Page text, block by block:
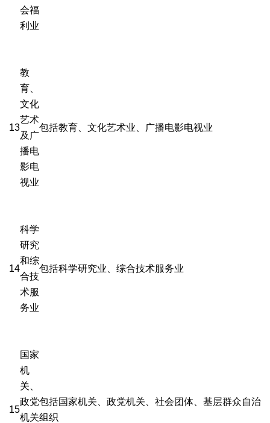
会福
利业
13
教
育、
文化
艺术
及广
播电
影电
视业
包括教育、文化艺术业、广播电影电视业
14
科学
研究
和综
合技
术服
务业
包括科学研究业、综合技术服务业
15
国家
机
关、
政党
机关
包括国家机关、政党机关、社会团体、基层群众自治
组织